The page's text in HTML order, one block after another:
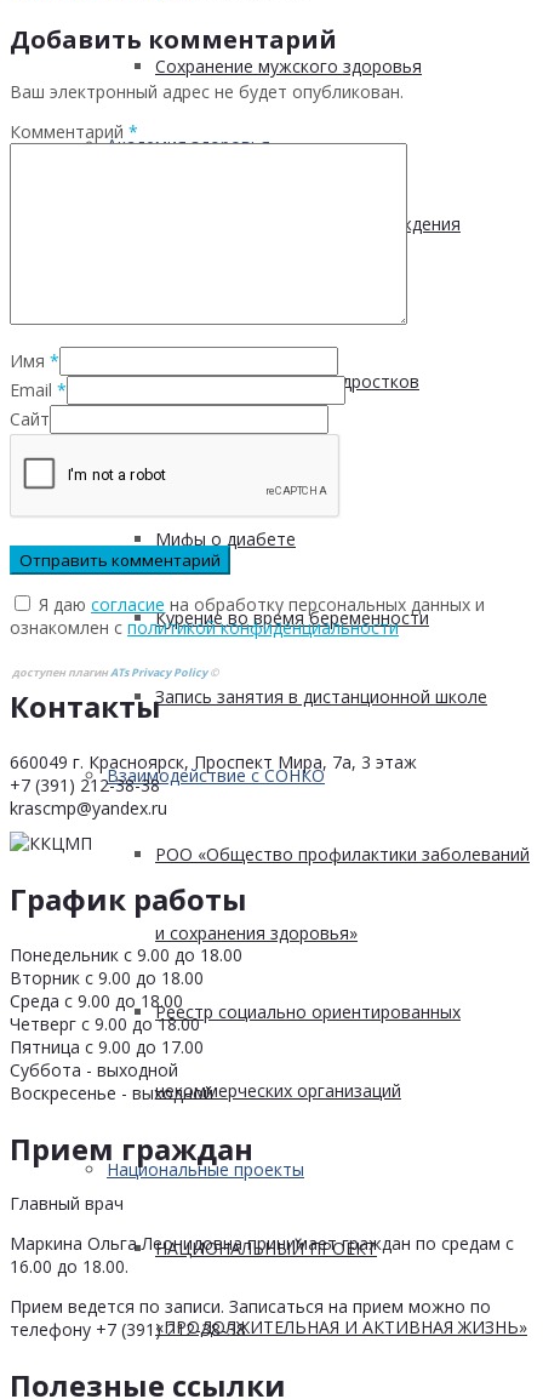
Сохранение мужского здоровья
Академия здоровья
Основы здоровья и предупреждения
Пищевые привычки подростков
Мифы о диабете
Курение во время беременности
Запись занятия в дистанционной школе
Взаимодействие с СОНКО
РОО «Общество профилактики заболеваний
и сохранения здоровья»
Реестр социально ориентированных
некоммерческих организаций
Национальные проекты
НАЦИОНАЛЬНЫЙ ПРОЕКТ
«ПРОДОЛЖИТЕЛЬНАЯ И АКТИВНАЯ ЖИЗНЬ»
Добавить комментарий
Ваш электронный адрес не будет опубликован.
Комментарий *
Имя *
Email *
Сайт
Я даю согласие на обработку персональных данных и
ознакомлен с политикой конфиденциальности
доступен плагинATs Privacy Policy©
Контакты
660049 г. Красноярск, Проспект Мира, 7а, 3 этаж
+7 (391) 212-38-38
krascmp@yandex.ru
График работы
Понедельник с 9.00 до 18.00
Вторник с 9.00 до 18.00
Среда с 9.00 до 18.00
Четверг с 9.00 до 18.00
Пятница с 9.00 до 17.00
Суббота - выходной
Воскресенье - выходной
Прием граждан
Главный врач
Маркина Ольга Леонидовна принимает граждан по средам с
16.00 до 18.00.
Прием ведется по записи. Записаться на прием можно по
телефону +7 (391) 212-38-38
Полезные ссылки